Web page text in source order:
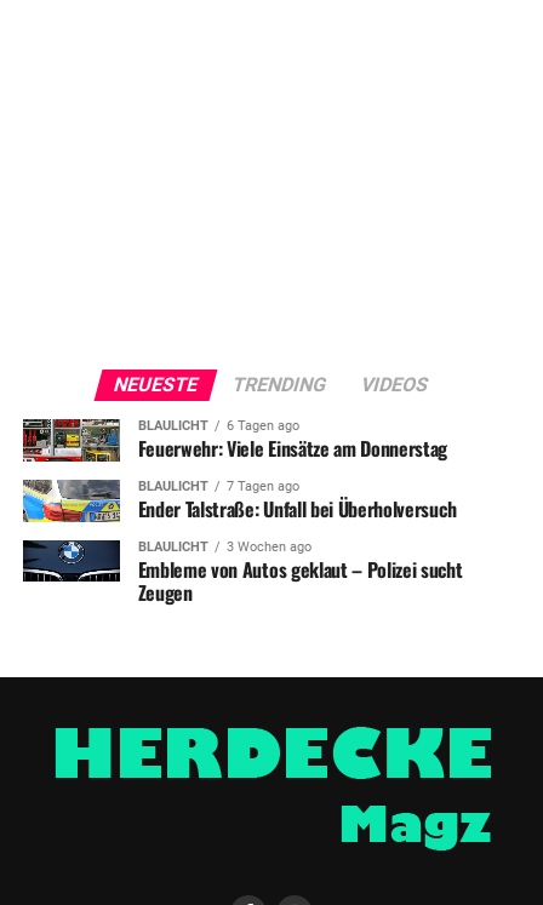
NEUESTE TRENDING VIDEOS
BLAULICHT 6 Tagen ago
Feuerwehr: Viele Einsätze am Donnerstag
BLAULICHT 7 Tagen ago
Ender Talstraße: Unfall bei Überholversuch
BLAULICHT 3 Wochen ago
Embleme von Autos geklaut – Polizei sucht
Zeugen